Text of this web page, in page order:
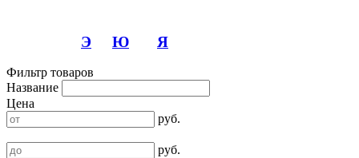
Э Ю Я
Фильтр товаров
Название
Цена
руб.
руб.